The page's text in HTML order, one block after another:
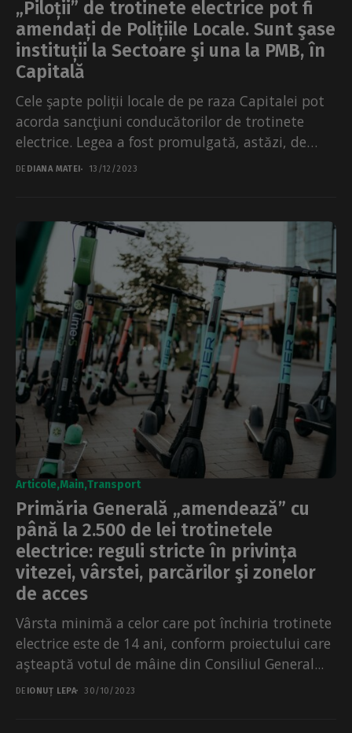
„Piloții” de trotinete electrice pot fi
amendați de Polițiile Locale. Sunt şase
instituții la Sectoare şi una la PMB, în
Capitală
Cele şapte poliții locale de pe raza Capitalei pot
acorda sancţiuni conducătorilor de trotinete
electrice. Legea a fost promulgată, astăzi, de
presedintele Klaus...
DE DIANA MATEI 13/12/2023
Articole Main Transport
Primăria Generală „amendează” cu
până la 2.500 de lei trotinetele
electrice: reguli stricte în privința
vitezei, vârstei, parcărilor şi zonelor
de acces
Vârsta minimă a celor care pot închiria trotinete
electrice este de 14 ani, conform proiectului care
aşteaptă votul de mâine din Consiliul General...
DE IONUȚ LEPA 30/10/2023